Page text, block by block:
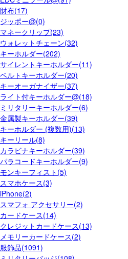
財布(17)
ジッポー@(0)
マネークリップ(23)
ウォレットチェーン(32)
キーホルダー(202)
サイレントキーホルダー(11)
ベルトキーホルダー(20)
キーオーガナイザー(37)
ライト付キーホルダー@(18)
ミリタリーキーホルダー(6)
金属製キーホルダー(39)
キーホルダー (複数用)(13)
キーリール(8)
カラビナキーホルダー(39)
パラコードキーホルダー(9)
モンキーフィスト(5)
スマホケース(3)
iPhone(2)
スマフォ アクセサリー(2)
カードケース(14)
クレジットカードケース(13)
メモリーカードケース(2)
服飾品(1091)